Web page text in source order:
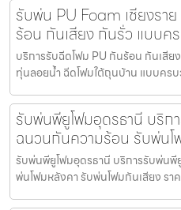
รับพ่น PU Foam เชียงรา
ร้อน กันเสียง กันรั่ว แบบค
บริการรับฉีดโฟม PU กันร้อน กันเสี
ทุ่นลอยน้ำ ฉีดโฟมใต้ถุนบ้าน แบบครบ
รับพ่นพียูโฟมอุดรธานี บริก
ฉนวนกันความร้อน รับพ่นโ
รับพ่นพียูโฟมอุดรธานี บริการรับพ่น
พ่นโฟมหลังคา รับพ่นโฟมกันเสียง รา